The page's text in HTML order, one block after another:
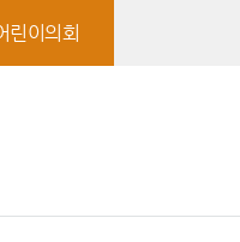
린이의회